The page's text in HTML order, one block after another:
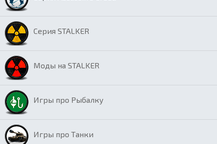
Серия STALKER
Моды на STALKER
Игры про Рыбалку
Игры про Танки